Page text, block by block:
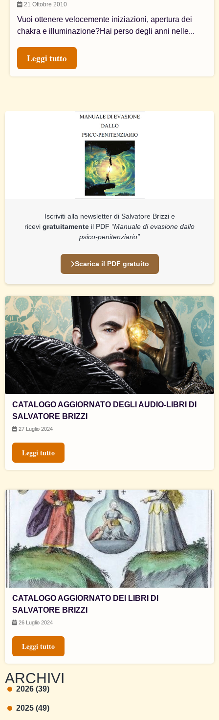
Iscriviti alla newsletter di Salvatore Brizzi e
ricevi gratuitamente il PDF “Manuale di evasione dallo
psico-penitenziario”
Scarica il PDF gratuito
CATALOGO AGGIORNATO DEGLI AUDIO-LIBRI DI
SALVATORE BRIZZI
27 Luglio 2024
Leggi tutto
CATALOGO AGGIORNATO DEI LIBRI DI
SALVATORE BRIZZI
26 Luglio 2024
Leggi tutto
ARCHIVI
2026 (39)
2025 (49)
21 Ottobre 2010
Vuoi ottenere velocemente iniziazioni, apertura dei
chakra e illuminazione?Hai perso degli anni nelle...
Leggi tutto